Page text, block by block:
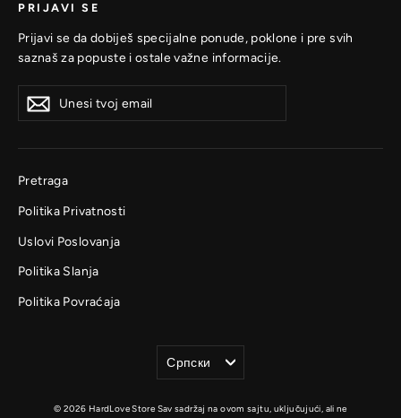
PRIJAVI SE
Prijavi se da dobiješ specijalne ponude, poklone i pre svih
saznaš za popuste i ostale važne informacije.
tvoj
se
Prijavi
se
Pretraga
Politika Privatnosti
Uslovi Poslovanja
Politika Slanja
Politika Povraćaja
Jezik
Српски
© 2026 HardLove Store Sav sadržaj na ovom sajtu, uključujući, ali ne